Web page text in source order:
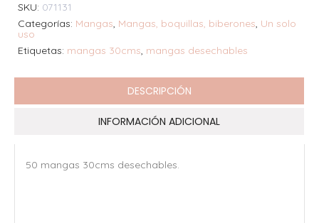
SKU: 071131
Categorías: Mangas, Mangas, boquillas, biberones, Un solo
uso
Etiquetas: mangas 30cms, mangas desechables
DESCRIPCIÓN
INFORMACIÓN ADICIONAL
50 mangas 30cms desechables.